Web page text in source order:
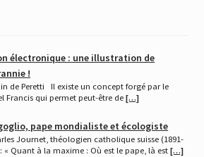
électronique : une illustration de
!
de Peretti Il existe un concept forgé par le
Francis qui permet peut-être de […]
pape mondialiste et écologiste
Journet, théologien catholique suisse (1891-
« Quant à la maxime : Où est le pape, là est[…]